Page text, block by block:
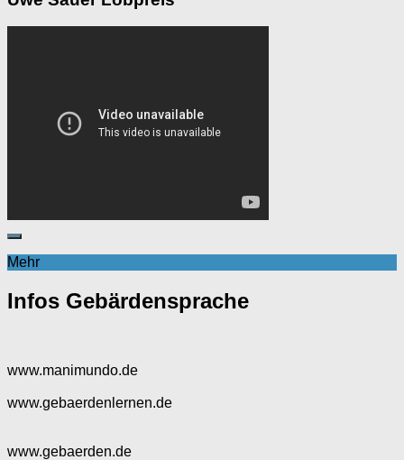
Mehr
Infos Gebärdensprache
www.manimundo.de
www.gebaerdenlernen.de
www.gebaerden.de